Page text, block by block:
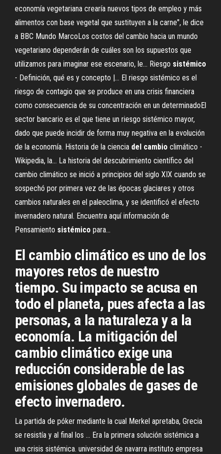
economía vegetariana crearía nuevos tipos de empleo y más
alimentos con base vegetal que sustituyen a la carne", le dice
a BBC Mundo MarcoLos costos del cambio hacia un mundo
vegetariano dependerán de cuáles son los supuestos que
utilizamos para imaginar ese escenario, le... Riesgo sistémico
- Definición, qué es y concepto |… El riesgo sistémico es el
riesgo de contagio que se produce en una crisis financiera
como consecuencia de su concentración en un determinadoEl
sector bancario es el que tiene un riesgo sistémico mayor,
dado que puede incidir de forma muy negativa en la evolución
de la economía. Historia de la ciencia del cambio climático -
Wikipedia, la… La historia del descubrimiento científico del
cambio climático se inició a principios del siglo XIX cuando se
sospechó por primera vez de las épocas glaciares y otros
cambios naturales en el paleoclima, y se identificó el efecto
invernadero natural. Encuentra aquí información de
Pensamiento sistémico para…
El cambio climático es uno de los
mayores retos de nuestro
tiempo. Su impacto se acusa en
todo el planeta, pues afecta a las
personas, a la naturaleza y a la
economía. La mitigación del
cambio climático exige una
reducción considerable de las
emisiones globales de gases de
efecto invernadero.
La partida de póker mediante la cual Merkel apretaba, Grecia
se resistía y al final los ... Era la primera solución sistémica a
una crisis sistémica. universidad de navarra instituto empresa